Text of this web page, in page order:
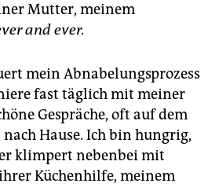
Mutter, meinem
and ever.
mein Abnabelungsprozess
fast täglich mit meiner
Gespräche, oft auf dem
Hause. Ich bin hungrig,
klimpert nebenbei mit
Küchenhilfe, meinem